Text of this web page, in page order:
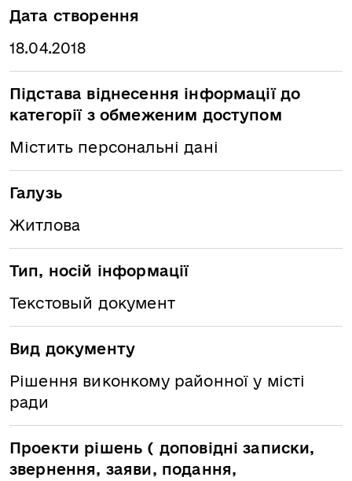
Дата створення
18.04.2018
Підстава віднесення інформації до
категорії з обмеженим доступом
Містить персональні дані
Галузь
Житлова
Тип, носій інформації
Текстовый документ
Вид документу
Рішення виконкому районної у місті
ради
Проекти рішень ( доповідні записки,
звернення, заяви, подання,